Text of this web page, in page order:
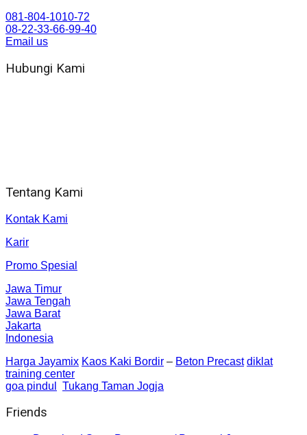
081-804-1010-72
08-22-33-66-99-40
Email us
Hubungi Kami
Tentang Kami
Kontak Kami
Karir
Promo Spesial
Jawa Timur
Jawa Tengah
Jawa Barat
Jakarta
Indonesia
Harga Jayamix Kaos Kaki Bordir – Beton Precast diklat
training center
goa pindul
Tukang Taman Jogja
Friends